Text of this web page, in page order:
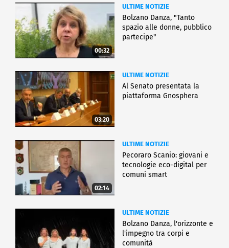
00:32
ULTIME NOTIZIE
Bolzano Danza, "Tanto
spazio alle donne, pubblico
partecipe"
03:20
ULTIME NOTIZIE
Al Senato presentata la
piattaforma Gnosphera
02:14
ULTIME NOTIZIE
Pecoraro Scanio: giovani e
tecnologie eco-digital per
comuni smart
ULTIME NOTIZIE
Bolzano Danza, l'orizzonte e
l'impegno tra corpi e
comunità